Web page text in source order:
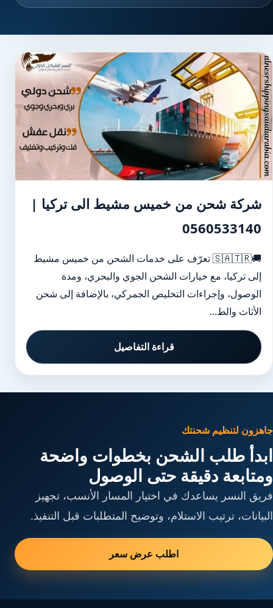
شركة شحن من خميس مشيط الى تركيا |
0560533140
🚚🇸🇦🇹🇷 تعرّف على خدمات الشحن من خميس مشيط
إلى تركيا، مع خيارات الشحن الجوي والبحري، ومدة
الوصول، وإجراءات التخليص الجمركي، بالإضافة إلى شحن
الأثاث والط...
قراءة التفاصيل
جاهزون لتنظيم شحنتك
ابدأ طلب الشحن بخطوات واضحة
ومتابعة دقيقة حتى الوصول
فريق النسر يساعدك في اختيار المسار الأنسب، تجهيز
البيانات، ترتيب الاستلام، وتوضيح المتطلبات قبل التنفيذ.
اطلب عرض سعر